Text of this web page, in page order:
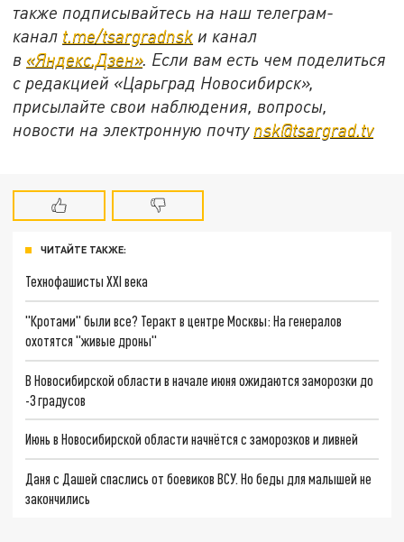
также подписывайтесь на наш телеграм-
канал t.me/tsargradnsk и канал
в «Яндекс.Дзен». Если вам есть чем поделиться
с редакцией «Царьград Новосибирск»,
присылайте свои наблюдения, вопросы,
новости на электронную почту nsk@tsargrad.tv
ЧИТАЙТЕ ТАКЖЕ:
Технофашисты XXI века
"Кротами" были все? Теракт в центре Москвы: На генералов
охотятся "живые дроны"
В Новосибирской области в начале июня ожидаются заморозки до
-3 градусов
Июнь в Новосибирской области начнётся с заморозков и ливней
Даня с Дашей спаслись от боевиков ВСУ. Но беды для малышей не
закончились